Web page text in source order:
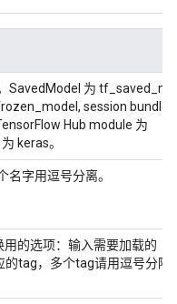
SavedModel 为
session bundle
Hub module 为
keras。
名字用逗号分离。
的选项：输入需要加载的
的tag，多个tag请用逗号分隔